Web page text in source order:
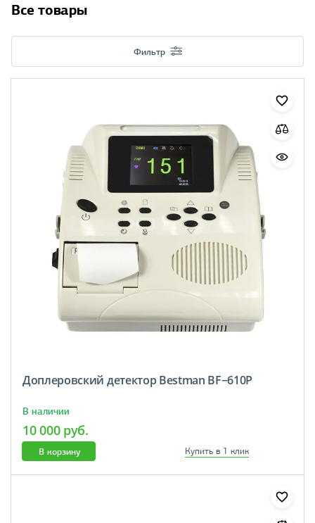
Все товары
Фильтр
Доплеровский детектор Bestman BF−610P
В наличии
10 000 руб.
В корзину Купить в 1 клик